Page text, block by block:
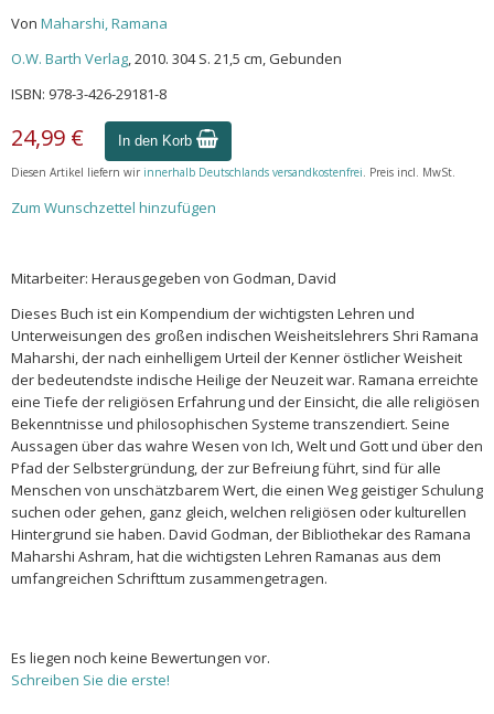
Von Maharshi, Ramana
O.W. Barth Verlag, 2010. 304 S. 21,5 cm, Gebunden
ISBN: 978-3-426-29181-8
24,99 € In den Korb
Diesen Artikel liefern wir innerhalb Deutschlands versandkostenfrei. Preis incl. MwSt.
Zum Wunschzettel hinzufügen
Mitarbeiter: Herausgegeben von Godman, David
Dieses Buch ist ein Kompendium der wichtigsten Lehren und
Unterweisungen des großen indischen Weisheitslehrers Shri Ramana
Maharshi, der nach einhelligem Urteil der Kenner östlicher Weisheit
der bedeutendste indische Heilige der Neuzeit war. Ramana erreichte
eine Tiefe der religiösen Erfahrung und der Einsicht, die alle religiösen
Bekenntnisse und philosophischen Systeme transzendiert. Seine
Aussagen über das wahre Wesen von Ich, Welt und Gott und über den
Pfad der Selbstergründung, der zur Befreiung führt, sind für alle
Menschen von unschätzbarem Wert, die einen Weg geistiger Schulung
suchen oder gehen, ganz gleich, welchen religiösen oder kulturellen
Hintergrund sie haben. David Godman, der Bibliothekar des Ramana
Maharshi Ashram, hat die wichtigsten Lehren Ramanas aus dem
umfangreichen Schrifttum zusammengetragen.
Es liegen noch keine Bewertungen vor.
Schreiben Sie die erste!